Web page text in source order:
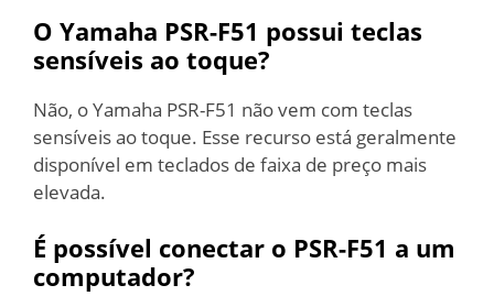
O Yamaha PSR-F51 possui teclas
sensíveis ao toque?
Não, o Yamaha PSR-F51 não vem com teclas
sensíveis ao toque. Esse recurso está geralmente
disponível em teclados de faixa de preço mais
elevada.
É possível conectar o PSR-F51 a um
computador?